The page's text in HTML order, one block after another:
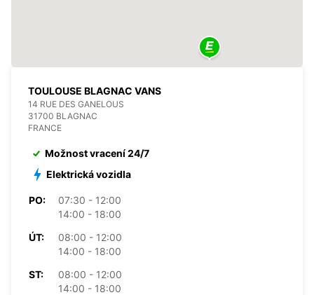
TOULOUSE BLAGNAC VANS
14 RUE DES GANELOUS
31700 BLAGNAC
FRANCE
Možnost vracení 24/7
Elektrická vozidla
PO:
07:30 - 12:00
14:00 - 18:00
ÚT:
08:00 - 12:00
14:00 - 18:00
ST:
08:00 - 12:00
14:00 - 18:00